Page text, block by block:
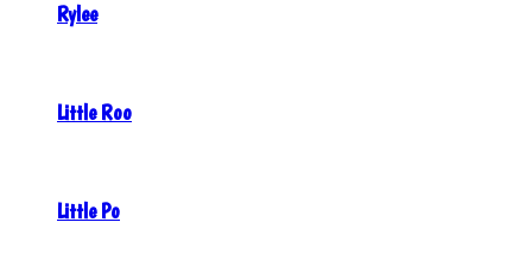
Rylee
Little Roo
Little Po